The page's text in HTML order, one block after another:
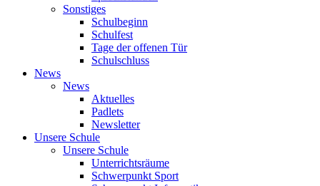
Sonstiges
Schulbeginn
Schulfest
Tage der offenen Tür
Schulschluss
News
News
Aktuelles
Padlets
Newsletter
Unsere Schule
Unsere Schule
Unterrichtsräume
Schwerpunkt Sport